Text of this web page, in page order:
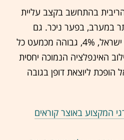
בהתחשב בקצב עליית
במערב, בפער ניכר. גם
הריבית הנומינלית של בנק ישראל, 4%, גבוהה מכמעט כל
האינפלציה הנמוכה יחסית
הופכת ליוצאת דופן בגובה
המקצוע באוצר קוראים